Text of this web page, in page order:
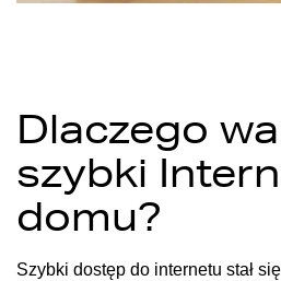
Dlaczego
szybki
domu?
Szybki dostęp do internetu stał